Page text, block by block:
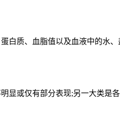
白质、血脂值以及血液中的水、
显或仅有部分表现;另一大类是